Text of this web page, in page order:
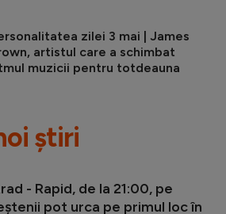
zilei 3 mai | James
artistul care a schimbat
muzicii pentru totdeauna
știri
- Rapid, de la 21:00, pe
pot urca pe primul loc în